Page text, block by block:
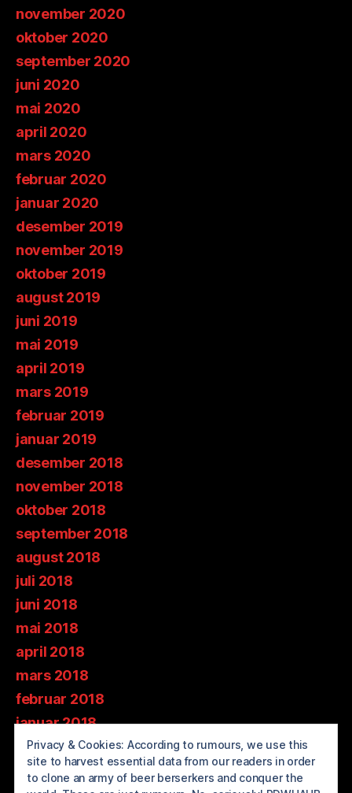
november 2020
oktober 2020
september 2020
juni 2020
mai 2020
april 2020
mars 2020
februar 2020
januar 2020
desember 2019
november 2019
oktober 2019
august 2019
juni 2019
mai 2019
april 2019
mars 2019
februar 2019
januar 2019
desember 2018
november 2018
oktober 2018
september 2018
august 2018
juli 2018
juni 2018
mai 2018
april 2018
mars 2018
februar 2018
januar 2018
desember 2017
november 2017
Privacy & Cookies: According to rumours, we use this
site to harvest essential data from our readers in order
to clone an army of beer berserkers and conquer the